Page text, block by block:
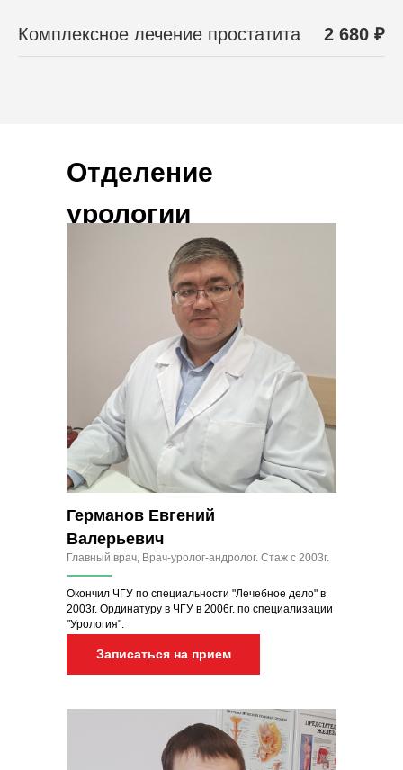
Комплексное лечение простатита 2 680 ₽
Отделение
урологии
Главный врач, Врач-уролог-андролог. Стаж с 2003г.
Германов Евгений
Валерьевич
Окончил ЧГУ по специальности "Лечебное дело" в
2003г. Ординатуру в ЧГУ в 2006г. по специализации
"Урология".
Записаться на прием